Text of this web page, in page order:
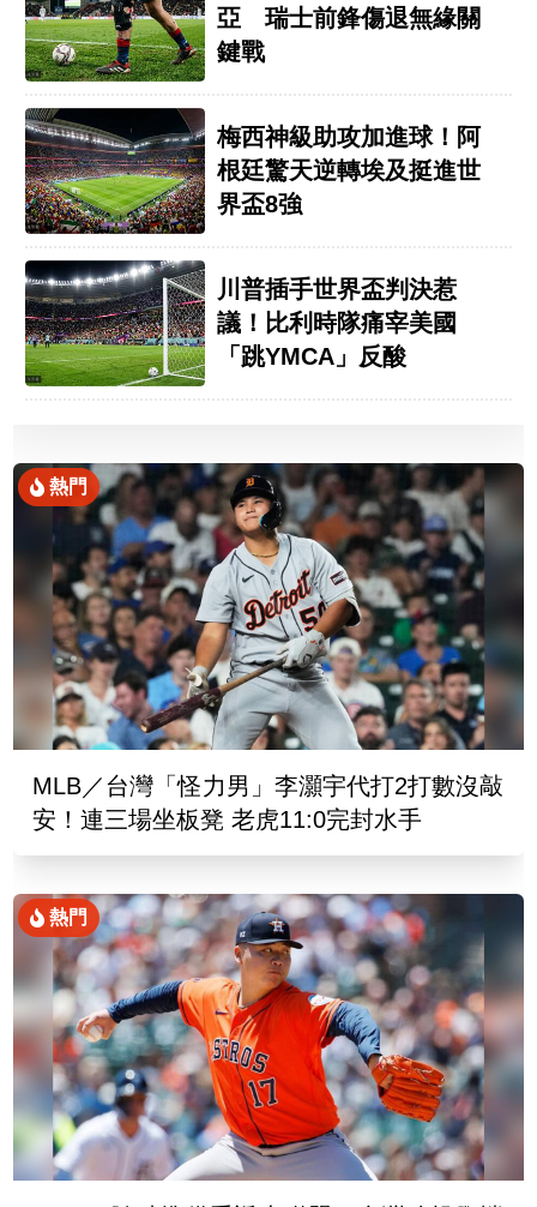
亞 瑞士前鋒傷退無緣關
鍵戰
梅西神級助攻加進球！阿
根廷驚天逆轉埃及挺進世
界盃8強
川普插手世界盃判決惹
議！比利時隊痛宰美國
「跳YMCA」反酸
熱門
MLB／台灣「怪力男」李灝宇代打2打數沒敲
安！連三場坐板凳 老虎11:0完封水手
熱門